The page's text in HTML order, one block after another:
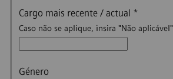
Cargo mais recente / actual *
Caso não se aplique, insira "Não aplicável"
GéneroSelect an option